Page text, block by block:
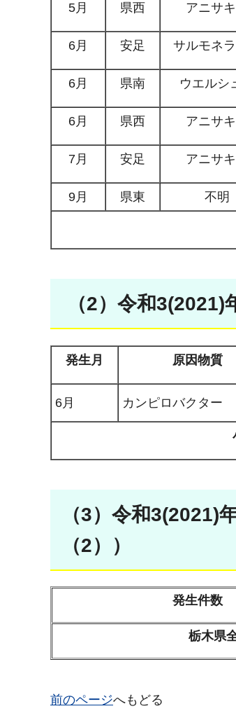
5月 県西 アニサ
6月 安足 サルモネ
6月 県南 ウエルシ
6月 県西 アニサ
7月 安足 アニサ
9月 県東 不明
（2）令和3(2021)
発生月 原因物質
6月 カンピロバクター
（3）令和3(2021)
（2））
発生件数
栃木県
前のページへもどる